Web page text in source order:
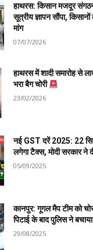
हाथरस: किसान मजदूर
सूत्रीय ज्ञापन सौंपा,
मांग
07/07/2026
हाथरस में शादी समारोह से
भरा बैग चोरी
23/02/2026
नई GST दरें 2025: 22
लगेगा टैक्स, मोदी सरकार ने
05/09/2025
कानपुर: गूगल मैप टीम को
पिटाई के बाद पुलिस ने बचाया
29/08/2025